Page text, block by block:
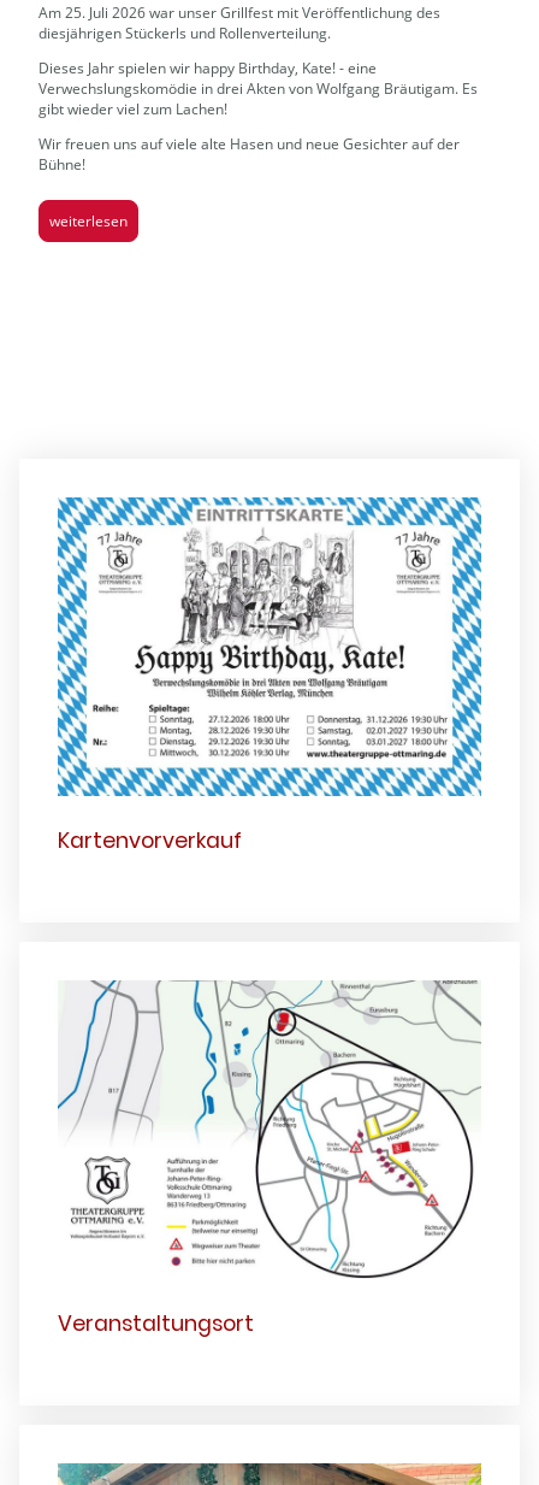
Am 25. Juli 2026 war unser Grillfest mit Veröffentlichung des
diesjährigen Stückerls und Rollenverteilung.
Dieses Jahr spielen wir happy Birthday, Kate! - eine
Verwechslungskomödie in drei Akten von Wolfgang Bräutigam. Es
gibt wieder viel zum Lachen!
Wir freuen uns auf viele alte Hasen und neue Gesichter auf der
Bühne!
weiterlesen
Kartenvorverkauf
Veranstaltungsort